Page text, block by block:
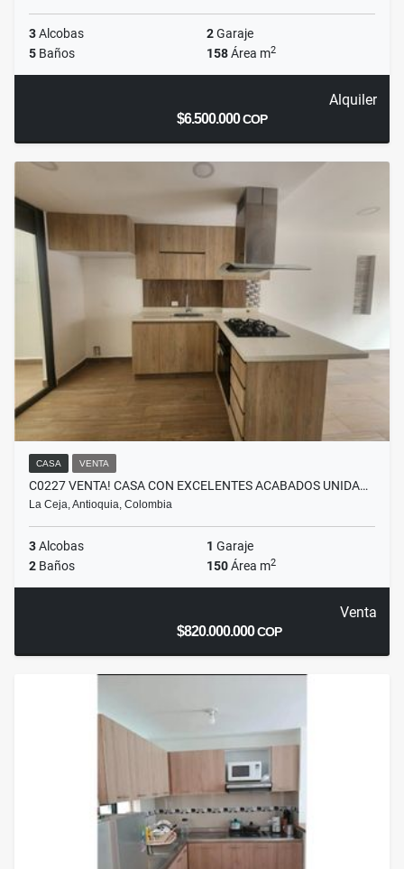
3Alcobas 2Garaje
5 Baños 158Área m2
Alquiler
$6.500.000COP
CASA VENTA
C0227 VENTA! CASA CON EXCELENTES ACABADOS UNIDA…
La Ceja, Antioquia, Colombia
3Alcobas 1 Garaje
2 Baños 150Área m2
Venta
$820.000.000COP